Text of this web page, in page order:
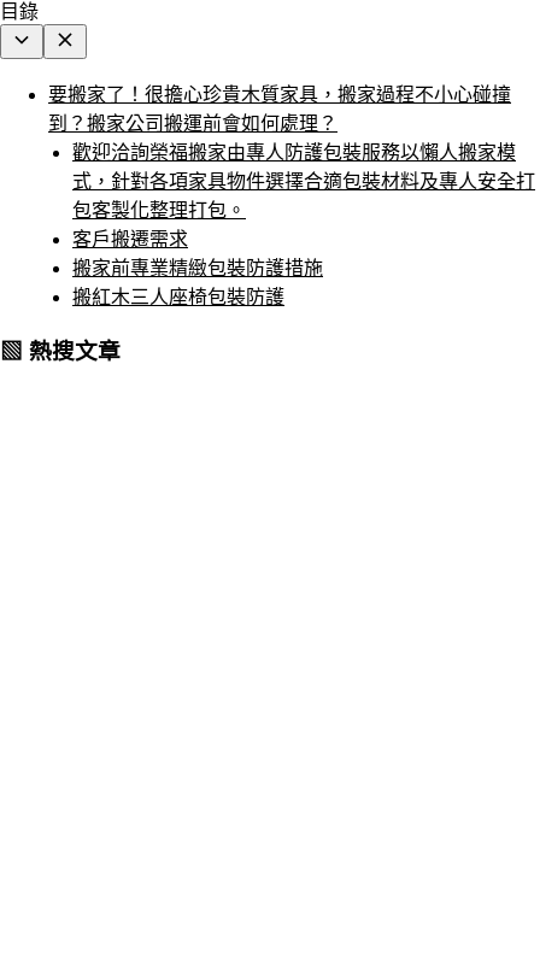
目錄
要搬家了！很擔心珍貴木質家具，搬家過程不小心碰撞
到？搬家公司搬運前會如何處理？
歡迎洽詢榮福搬家由專人防護包裝服務以懶人搬家模
式，針對各項家具物件選擇合適包裝材料及專人安全打
包客製化整理打包。
客戶搬遷需求
搬家前專業精緻包裝防護措施
搬紅木三人座椅包裝防護
▧ 熱搜文章